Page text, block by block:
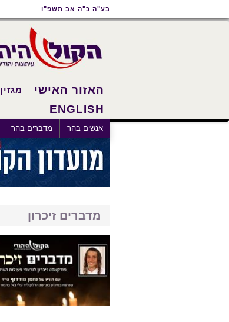
נגישות
ראשי
ראשי
בע"ה כ"ה אב תשפ"ו
האזור האישי מגזין
אנשים בהר מדברים בהר
ENGLISH
מדברים זיכרון